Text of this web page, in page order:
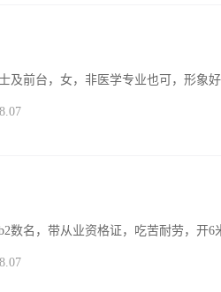
及前台，女，非医学专业也可，形象
数名，带从业资格证，吃苦耐劳，开6